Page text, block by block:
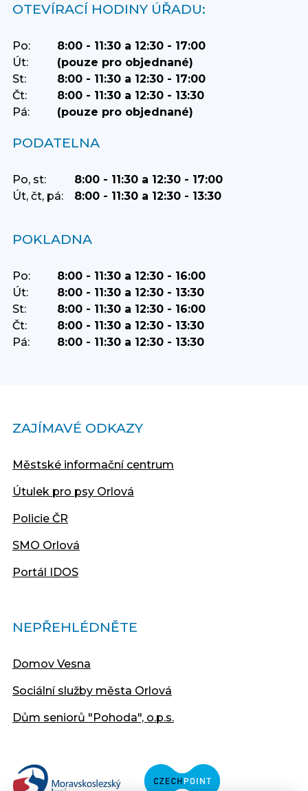
OTEVÍRACÍ HODINY ÚŘADU:
Po:
8:00 - 11:30 a 12:30 - 17:00
Út:
(pouze pro objednané)
St:
8:00 - 11:30 a 12:30 - 17:00
Čt:
8:00 - 11:30 a 12:30 - 13:30
Pá:
(pouze pro objednané)
PODATELNA
Po, st:
8:00 - 11:30 a 12:30 - 17:00
Út, čt, pá:
8:00 - 11:30 a 12:30 - 13:30
POKLADNA
Po:
8:00 - 11:30 a 12:30 - 16:00
Út:
8:00 - 11:30 a 12:30 - 13:30
St:
8:00 - 11:30 a 12:30 - 16:00
Čt:
8:00 - 11:30 a 12:30 - 13:30
Pá:
8:00 - 11:30 a 12:30 - 13:30
ZAJÍMAVÉ ODKAZY
Městské informační centrum
Útulek pro psy Orlová
Policie ČR
SMO Orlová
Portál IDOS
NEPŘEHLÉDNĚTE
Domov Vesna
Sociální služby města Orlová
Dům seniorů "Pohoda", o.p.s.